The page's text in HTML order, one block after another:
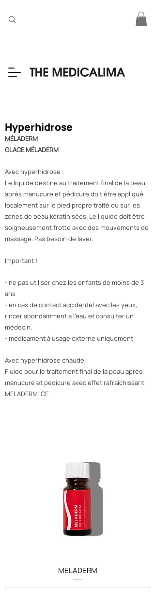
Hyperhidrose
MÉLADERM
GLACE MÉLADERM
Avec hyperhidrose :
Le liquide destiné au traitement final de la peau
après manucure et pédicure doit être appliqué
localement sur le pied propre traité ou sur les
zones de peau kératinisées. Le liquide doit être
soigneusement frotté avec des mouvements de
massage. Pas besoin de laver.
Important !
- ne pas utiliser chez les enfants de moins de 3
ans
- en cas de contact accidentel avec les yeux,
rincer abondamment à l'eau et consulter un
médecin.
- médicament à usage externe uniquement
Avec hyperhidrose chaude :
Fluide pour le traitement final de la peau après
manucure et pédicure avec effet rafraîchissant
MELADERM ICE
MELADERM